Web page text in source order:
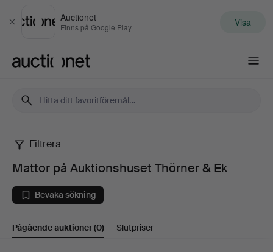
Stäng
Auctionet
Finns på Google Play Visa
Mattor
på
Auktionshuset
Thörner
Filtrera
Mattor på Auktionshuset Thörner & Ek
Bevaka sökning
Pågående auktioner(0) Slutpriser